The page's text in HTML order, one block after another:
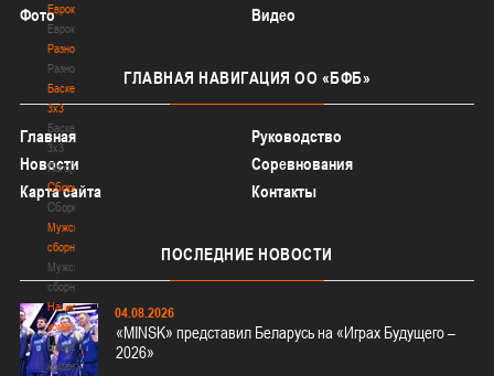
Еврокубки
Еврокубки
Разное
Разное
Баскетбол
3х3
Баскетбол
3х3
Лого[modid=121]
Сборные
Сборные
Мужские
сборные
Мужские
сборные
Национальная
команда
Национальная
команда
Фото
Видео
ГЛАВНАЯ НАВИГАЦИЯ ОО «БФБ»
Главная
Руководство
Новости
Соревнования
Карта сайта
Контакты
ПОСЛЕДНИЕ НОВОСТИ
04.08.2026
«MINSK» представил Беларусь на «Играх Будущего –
2026»